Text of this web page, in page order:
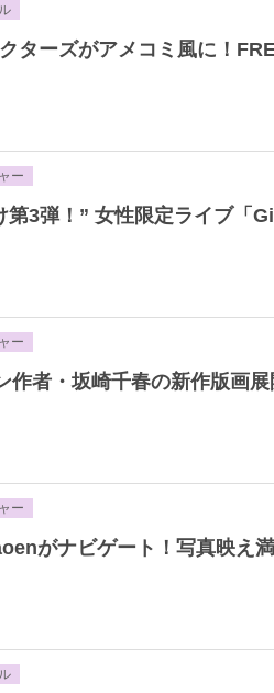
ターズがアメコミ風に！
ー
第3弾！” 女性限定ライブ「
ー
作者・坂崎千春の新作版画
ー
がナビゲート！写真映え